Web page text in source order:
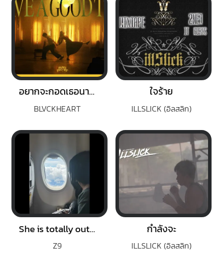
อยากจะกอดเธอนานๆ (HAVE A GOOD TIME)
BLVCKHEART
ใจร้าย
ILLSLICK (อิลสลิก)
She is totally out of my League (Remix)
Z9
กำลังจะ
ILLSLICK (อิลสลิก)